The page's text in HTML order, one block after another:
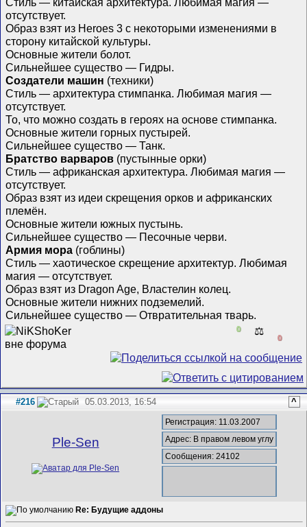
отсутствует.
Образ взят из Heroes 3 с некоторыми изменениями в
сторону китайской культуры.
Основные жители болот.
Сильнейшее существо — Гидры.
Создатели машин (техники)
Стиль — архитектура стимпанка. Любимая магия —
отсутствует.
То, что можно создать в героях на основе стимпанка.
Основные жители горных пустырей.
Сильнейшее существо — Танк.
Братство варваров (пустынные орки)
Стиль — африканская архитектура. Любимая магия —
отсутствует.
Образ взят из идеи скрещения орков и африканских
племён.
Основные жители южных пустынь.
Сильнейшее существо — Песочные черви.
Армия мора (гоблины)
Стиль — хаотическое скрещение архитектур. Любимая
магия — отсутствует.
Образ взят из Dragon Age, Властелин колец.
Основные жители нижних подземелий.
Сильнейшее существо — Отвратительная тварь.
0 ⚖️
0
#216 05.03.2013, 16:54 ^
Ple-Sen
Регистрация: 11.03.2007
Адрес: В правом левом углу
Сообщения: 24102
Re: Будущие аддоны